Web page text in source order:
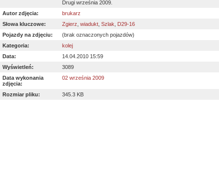
Drugi września 2009.
Autor zdjęcia:
brukarz
Słowa kluczowe:
Zgierz wiadukt Szlak
D29-16
Pojazdy na zdjęciu:
(brak oznaczonych pojazdów)
Kategoria:
kolej
Data:
14.04.2010 15:59
Wyświetleń:
3089
Data wykonania
zdjęcia:
02 września 2009
Rozmiar pliku: 345.3 KB